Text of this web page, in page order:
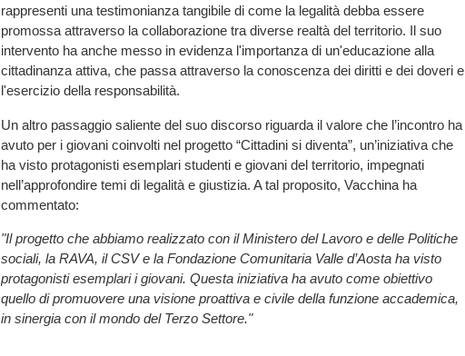
rappresenti una testimonianza tangibile di come la legalità debba essere
promossa attraverso la collaborazione tra diverse realtà del territorio. Il suo
intervento ha anche messo in evidenza l'importanza di un'educazione alla
cittadinanza attiva, che passa attraverso la conoscenza dei diritti e dei doveri e
l'esercizio della responsabilità.
Un altro passaggio saliente del suo discorso riguarda il valore che l’incontro ha
avuto per i giovani coinvolti nel progetto “Cittadini si diventa”, un’iniziativa che
ha visto protagonisti esemplari studenti e giovani del territorio, impegnati
nell’approfondire temi di legalità e giustizia. A tal proposito, Vacchina ha
commentato:
"Il progetto che abbiamo realizzato con il Ministero del Lavoro e delle Politiche
sociali, la RAVA, il CSV e la Fondazione Comunitaria Valle d’Aosta ha visto
protagonisti esemplari i giovani. Questa iniziativa ha avuto come obiettivo
quello di promuovere una visione proattiva e civile della funzione accademica,
in sinergia con il mondo del Terzo Settore."